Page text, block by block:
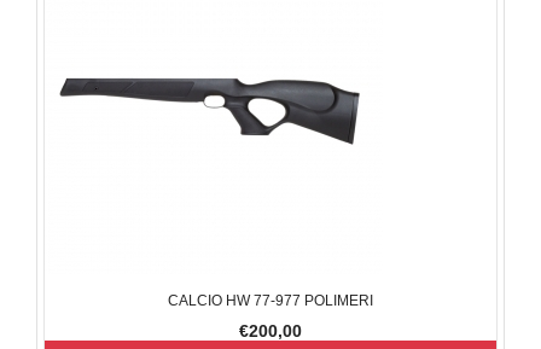
CALCIO HW 77-977 POLIMERI
€200,00